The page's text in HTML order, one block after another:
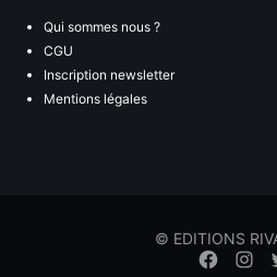
Qui sommes nous ?
CGU
Inscription newsletter
Mentions légales
© EDITIONS
Élément